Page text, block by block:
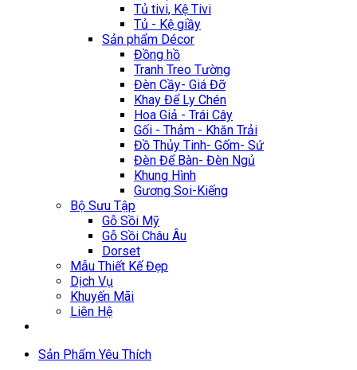
Tủ tivi, Kệ Tivi
Tủ - Kệ giầy
Sản phẩm Décor
Đồng hồ
Tranh Treo Tường
Đèn Cầy- Giá Đỡ
Khay Để Ly Chén
Hoa Giả - Trái Cây
Gối - Thảm - Khăn Trải
Đồ Thủy Tinh- Gốm- Sứ
Đèn Để Bàn- Đèn Ngủ
Khung Hình
Gương Soi-Kiếng
Bộ Sưu Tập
Gỗ Sồi Mỹ
Gỗ Sồi Châu Âu
Dorset
Mẫu Thiết Kế Đẹp
Dịch Vụ
Khuyến Mãi
Liên Hệ
Sản Phẩm Yêu Thích